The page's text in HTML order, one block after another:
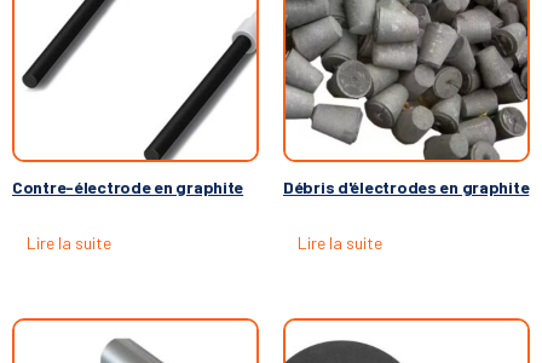
Contre-électrode en graphite
Lire la suite
Débris d'électrodes en graphite
Lire la suite